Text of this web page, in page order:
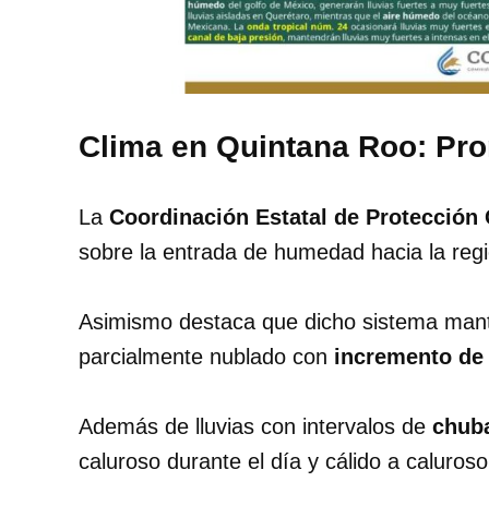
Clima en Quintana Roo:
La Coordinación Estatal de
sobre la entrada de humedad hacia la
Asimismo destaca que dicho sistema
parcialmente nublado con incremento
Además de lluvias con intervalos de
caluroso durante el día y cálido a